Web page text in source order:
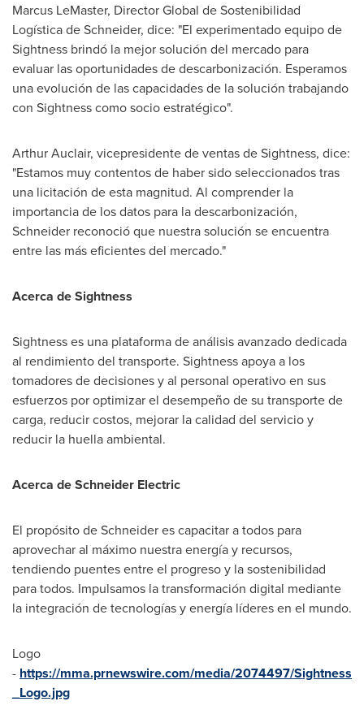
Marcus LeMaster, Director Global de Sostenibilidad
Logística de Schneider, dice: "El experimentado equipo de
Sightness brindó la mejor solución del mercado para
evaluar las oportunidades de descarbonización. Esperamos
una evolución de las capacidades de la solución trabajando
con Sightness como socio estratégico".
Arthur Auclair, vicepresidente de ventas de Sightness, dice:
"Estamos muy contentos de haber sido seleccionados tras
una licitación de esta magnitud. Al comprender la
importancia de los datos para la descarbonización,
Schneider reconoció que nuestra solución se encuentra
entre las más eficientes del mercado."
Acerca de Sightness
Sightness es una plataforma de análisis avanzado dedicada
al rendimiento del transporte. Sightness apoya a los
tomadores de decisiones y al personal operativo en sus
esfuerzos por optimizar el desempeño de su transporte de
carga, reducir costos, mejorar la calidad del servicio y
reducir la huella ambiental.
Acerca de Schneider Electric
El propósito de Schneider es capacitar a todos para
aprovechar al máximo nuestra energía y recursos,
tendiendo puentes entre el progreso y la sostenibilidad
para todos. Impulsamos la transformación digital mediante
la integración de tecnologías y energía líderes en el mundo.
Logo
- https://mma.prnewswire.com/media/2074497/Sightness
_Logo.jpg